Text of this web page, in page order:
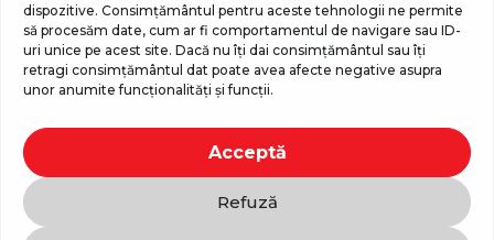
dispozitive. Consimțământul pentru aceste tehnologii ne permite
să procesăm date, cum ar fi comportamentul de navigare sau ID-
uri unice pe acest site. Dacă nu îți dai consimțământul sau îți
retragi consimțământul dat poate avea afecte negative asupra
unor anumite funcționalități și funcții.
Acceptă
Refuză
Toate drepturile sunt rezervate.
Folosim plată sigură